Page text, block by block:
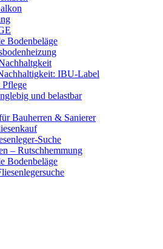
Bodenbeläge
IBU-Label
und belastbar
Bauherren & Sanierer
Suche
– Rutschhemmung
Bodenbeläge